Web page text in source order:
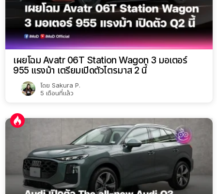
เผยโฉม Avatr 06T Station Wagon 3 มอเตอร์
955 แรงม้า เตรียมเปิดตัวไตรมาส 2 นี้
โดย Sakura P.
5 เดือนที่แล้ว